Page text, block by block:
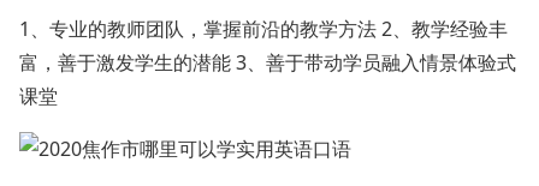
1、专业的教师团队，掌握前沿的教学方法 2、教学经验丰
富，善于激发学生的潜能 3、善于带动学员融入情景体验式
课堂